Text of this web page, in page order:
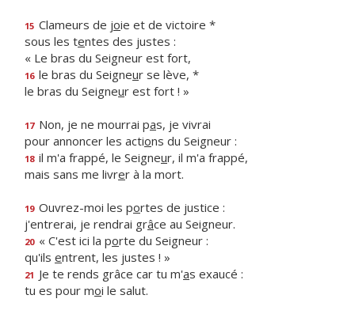
15 Clameurs de joie et de victoire *
sous les tentes des justes :
« Le bras du Seigneur est fort,
16 le bras du Seigneur se lève, *
le bras du Seigneur est fort ! »
17 Non, je ne mourrai pas, je vivrai
pour annoncer les actions du Seigneur :
18 il m'a frappé, le Seigneur, il m'a frappé,
mais sans me livrer à la mort.
19 Ouvrez-moi les portes de justice :
j'entrerai, je rendrai grâce au Seigneur.
20 « C'est ici la porte du Seigneur :
qu'ils entrent, les justes ! »
21 Je te rends grâce car tu m'as exaucé :
tu es pour moi le salut.